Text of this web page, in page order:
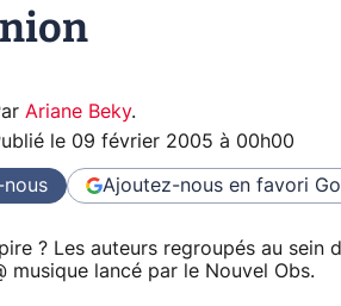
Ariane Beky.
le 09 février 2005 à 00h00
nous Ajoutez-nous en favori
? Les auteurs regroupés au sein
musique lancé par le Nouvel Obs.